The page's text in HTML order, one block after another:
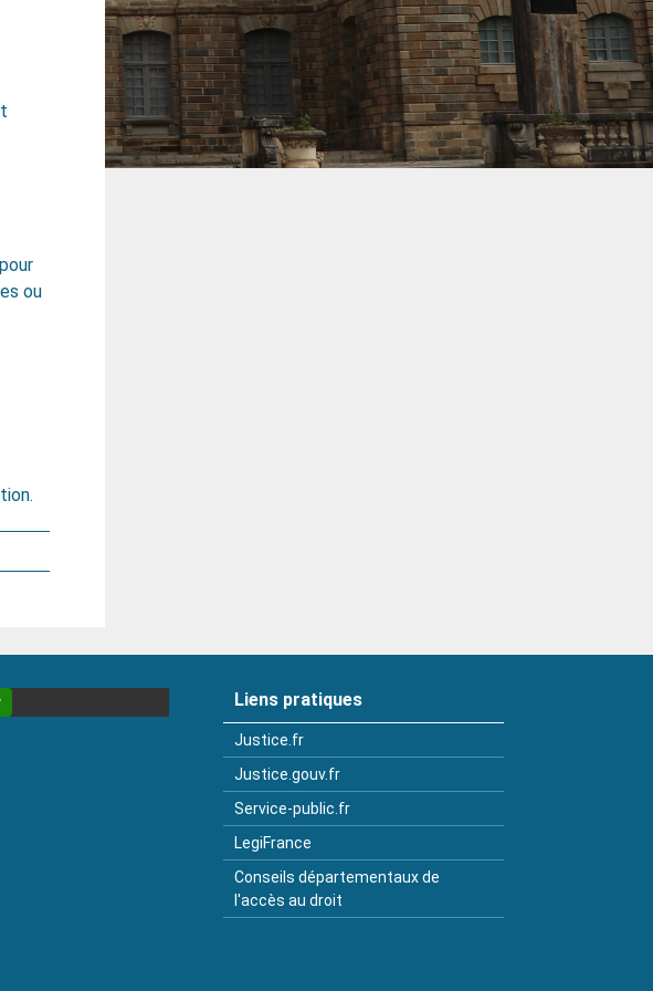
ou
Liens pratiques
Justice.fr
Justice.gouv.fr
Service-public.fr
LegiFrance
Conseils départementaux de
l'accès au droit